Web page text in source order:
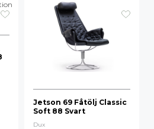
Jetson 69 Fåtölj Classic
Soft 88 Svart
Dux